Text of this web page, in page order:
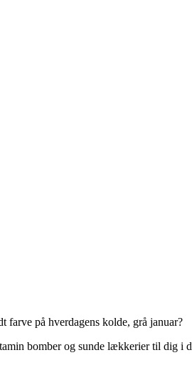
farve på hverdagens kolde, grå januar?
bomber og sunde lækkerier til dig i